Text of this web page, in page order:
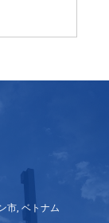
市, ベトナム